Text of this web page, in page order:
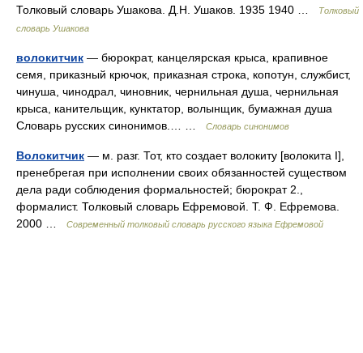
Толковый словарь Ушакова. Д.Н. Ушаков. 1935 1940 …
Толковый
словарь Ушакова
волокитчик — бюрократ, канцелярская крыса, крапивное
семя, приказный крючок, приказная строка, копотун, службист,
чинуша, чинодрал, чиновник, чернильная душа, чернильная
крыса, канительщик, кунктатор, волынщик, бумажная душа
Словарь русских синонимов.… …
Словарь синонимов
Волокитчик — м. разг. Тот, кто создает волокиту [волокита I],
пренебрегая при исполнении своих обязанностей существом
дела ради соблюдения формальностей; бюрократ 2.,
формалист. Толковый словарь Ефремовой. Т. Ф. Ефремова.
2000 …
Современный толковый словарь русского языка Ефремовой